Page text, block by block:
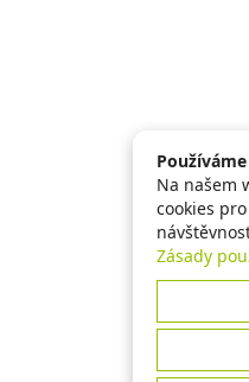
Na našem
cookies
Zásady